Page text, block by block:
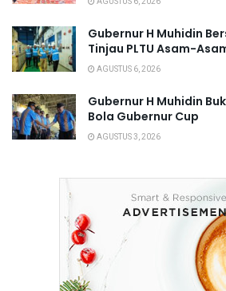
Gubernur H Muhidin
Tinjau PLTU Asam-
AGUSTUS 6, 2026
Gubernur H Muhidin
Bola Gubernur Cup
AGUSTUS 3, 2026